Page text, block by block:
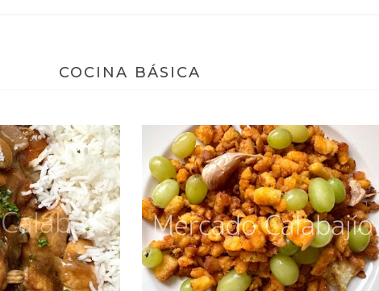
COCINA BÁSICA